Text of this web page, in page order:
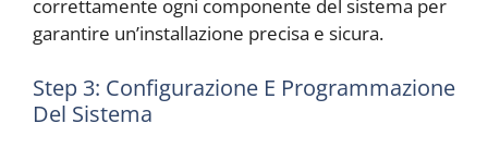
correttamente ogni componente del sistema per
garantire un’installazione precisa e sicura.
Step 3: Configurazione E Programmazione
Del Sistema